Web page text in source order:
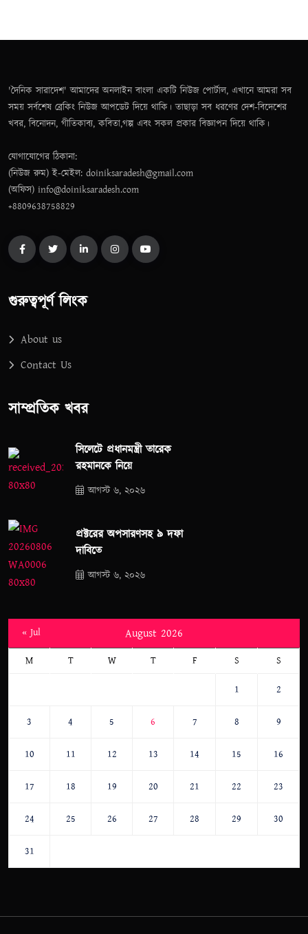
'দৈনিক সারাদেশ' আমাদের অনলাইন বাংলা একটি নিউজ পোর্টাল, এখানে আমরা সব
সময় সর্বশেষ ব্রেকিং নিউজ আপডেট দিয়ে থাকি। তাছাড়া সব ধরণের দেশ-বিদেশের
খবর, বিনোদন, গীতিকাব্য, কবিতা,গল্প এবং সকল প্রকার বিজ্ঞাপন দিয়ে থাকি।
যোগাযোগের ঠিকানা:
(নিউজ রুম) ই-মেইল: doiniksaradesh@gmail.com
(অফিস) info@doiniksaradesh.com
+8809638758829
গুরুত্বপূর্ণ লিংক
About us
Contact Us
সাম্প্রতিক খবর
সিলেটে প্রধানমন্ত্রী তারেক
রহমানকে নিয়ে
আগস্ট ৬, ২০২৬
প্রক্টরের অপসারণসহ ৯ দফা
দাবিতে
আগস্ট ৬, ২০২৬
August 2026
M T W T F S S
1 2
3 4 5 6 7 8 9
10 11 12 13 14 15 16
17 18 19 20 21 22 23
24 25 26 27 28 29 30
31
« Jul